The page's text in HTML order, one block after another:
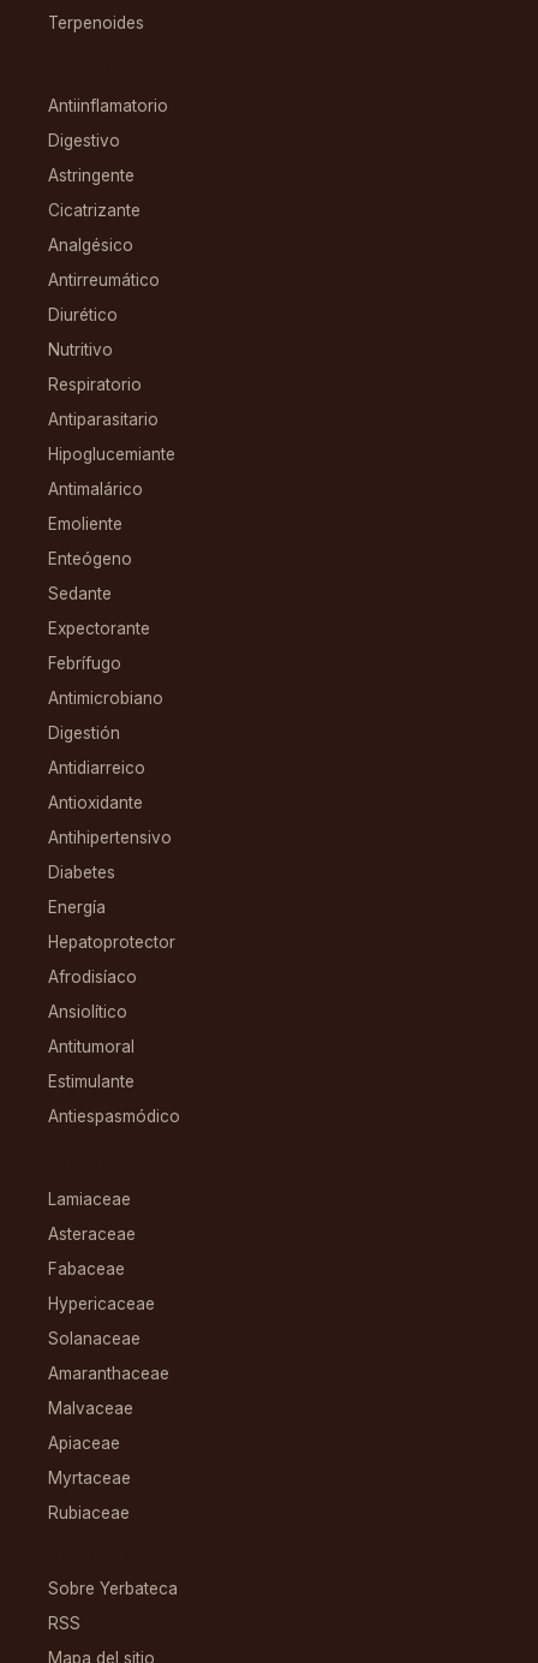
Terpenoides
Antiinflamatorio
Digestivo
Astringente
Cicatrizante
Analgésico
Antirreumático
Diurético
Nutritivo
Respiratorio
Antiparasitario
Hipoglucemiante
Antimalárico
Emoliente
Enteógeno
Sedante
Expectorante
Febrífugo
Antimicrobiano
Digestión
Antidiarreico
Antioxidante
Antihipertensivo
Diabetes
Energía
Hepatoprotector
Afrodisíaco
Ansiolítico
Antitumoral
Estimulante
Antiespasmódico
Lamiaceae
Asteraceae
Fabaceae
Hypericaceae
Solanaceae
Amaranthaceae
Malvaceae
Apiaceae
Myrtaceae
Rubiaceae
Sobre Yerbateca
RSS
Mapa del sitio